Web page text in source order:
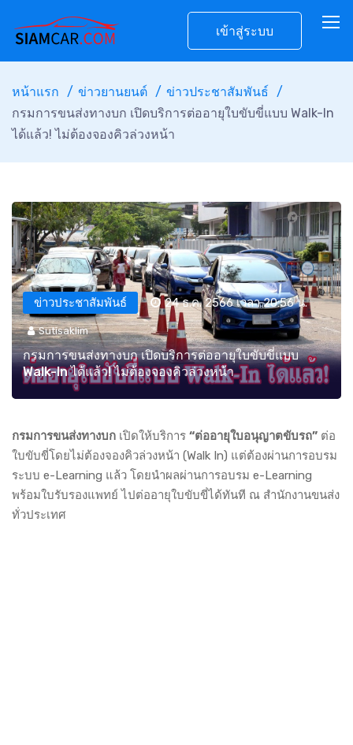
เข้าสู่ระบบ
หน้าแรก ข่าวยานยนต์
ข่าวประชาสัมพันธ์
กรมการขนส่งทางบก เปิดบริการต่ออายุใบขับขี่แบบ Walk-In
ได้แล้ว! ไม่ต้องจองคิวล่วงหน้า
ข่าวประชาสัมพันธ์ 24 ธ.ค. 2566 เวลา 20:56 น.
Sutisaklim
กรมการขนส่งทางบก เปิดบริการต่ออายุใบขับขี่แบบ
Walk-In ได้แล้ว! ไม่ต้องจองคิวล่วงหน้า
กรมการขนส่งทางบก เปิดให้บริการ “ต่ออายุใบอนุญาตขับรถ” ต่อ
ใบขับขี่โดยไม่ต้องจองคิวล่วงหน้า (Walk In) แต่ต้องผ่านการอบรม
ระบบ e-Learning แล้ว โดยนำผลผ่านการอบรม e-Learning
พร้อมใบรับรองแพทย์ ไปต่ออายุใบขับขี่ได้ทันที ณ สำนักงานขนส่ง
ทั่วประเทศ